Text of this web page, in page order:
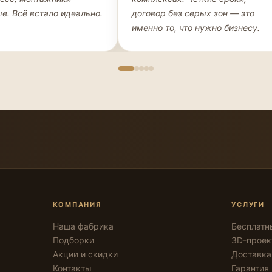
Всё встало идеально.
договор без серых зон — это
именно то, что нужно бизнесу.
КОМПАНИЯ
Наша фабрика
Подборки
Акции и скидки
Контакты
УСЛУГИ
3D-
Гарантия